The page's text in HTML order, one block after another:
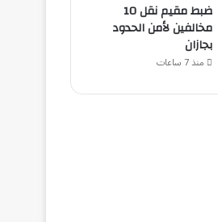
ضبط مقيم نقل 10
مخالفين لأمن الحدود
بجازان
منذ 7 ساعات